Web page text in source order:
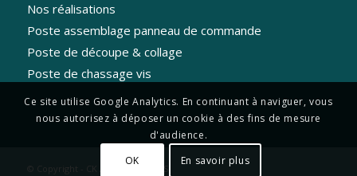
Nos réalisations
Poste assemblage panneau de commande
Poste de découpe & collage
Poste de chassage vis
© Copyright - CK AUTOMATISMES
Ce site utilise Google Analytics. En continuant à naviguer, vous
nous autorisez à déposer un cookie à des fins de mesure
d'audience.
OK
En savoir plus